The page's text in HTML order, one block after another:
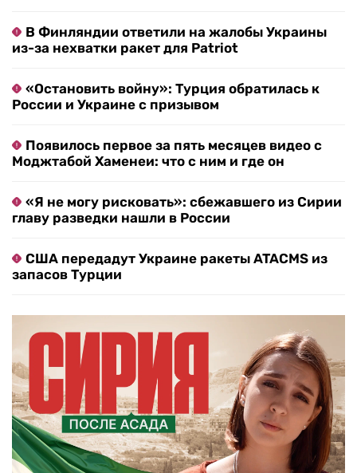
В Финляндии ответили на жалобы Украины
из-за нехватки ракет для Patriot
«Остановить войну»: Турция обратилась к
России и Украине с призывом
Появилось первое за пять месяцев видео с
Моджтабой Хаменеи: что с ним и где он
«Я не могу рисковать»: сбежавшего из Сирии
главу разведки нашли в России
США передадут Украине ракеты ATACMS из
запасов Турции